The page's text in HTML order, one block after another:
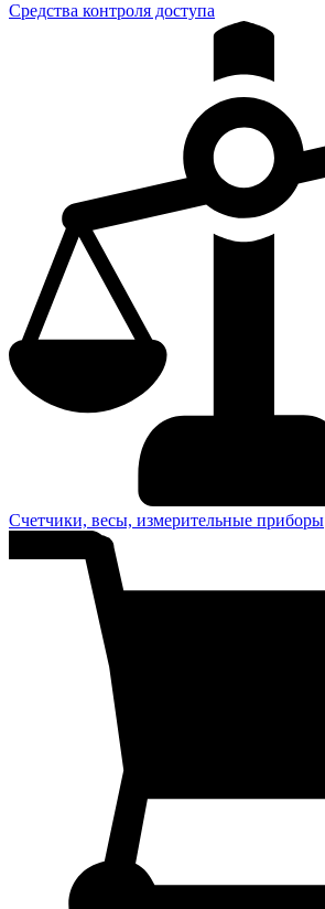
Средства контроля доступа
Счетчики, весы, измерительные приборы